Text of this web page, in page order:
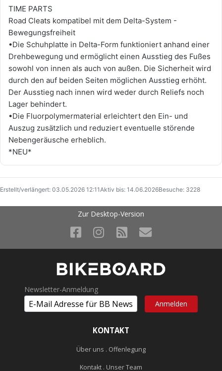
TIME PARTS
Road Cleats kompatibel mit dem Delta-System -
Bewegungsfreiheit
•Die Schuhplatte in Delta-Form funktioniert anhand einer
Drehbewegung und ermöglicht einen Ausstieg des Fußes
sowohl von innen als auch von außen. Die Sicherheit wird
durch den auf beiden Seiten möglichen Ausstieg erhöht.
Der Ausstieg nach innen wird weder durch Reliefs noch
Lager behindert.
•Die Fluorpolymermaterial erleichtert den Ein- und
Auszug zusätzlich und reduziert eventuelle störende
Nebengeräusche erheblich.
*NEU*
Erstellt/verlängert: 03.05.2026 12:11Aktiv bis: 14.06.2026Besuche: 3228
Zur Desktop-Version
Newsletter-Anmeldung
KONTAKT
Über uns . Offenlegung
Kontakt . Unser Team